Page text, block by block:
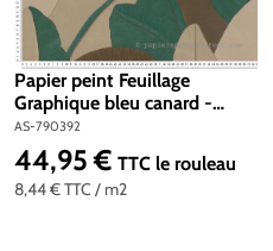
Papier peint Feuillage
Graphique bleu canard -
Metropolitan Stories 5 Vibes
& Styles d'A.S. Création | Réf.
AS-790392
AS-790392
8,44 €TTC / m2
Prix régulier :
44,95 € TTC le rouleau